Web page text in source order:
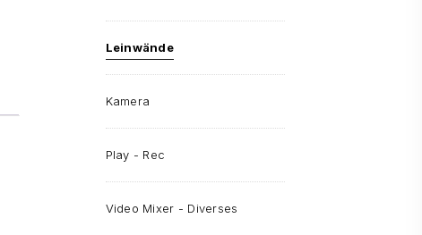
Leinwände
Kamera
Play - Rec
Video Mixer - Diverses